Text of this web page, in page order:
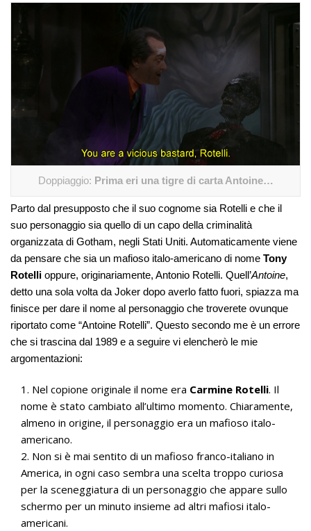
Doppiaggio: Prima eri una tigre di carta Antoine…
Parto dal presupposto che il suo cognome sia Rotelli e che il
suo personaggio sia quello di un capo della criminalità
organizzata di Gotham, negli Stati Uniti. Automaticamente viene
da pensare che sia un mafioso italo-americano di nome Tony
Rotelli oppure, originariamente, Antonio Rotelli. Quell’Antoine,
detto una sola volta da Joker dopo averlo fatto fuori, spiazza ma
finisce per dare il nome al personaggio che troverete ovunque
riportato come “Antoine Rotelli”. Questo secondo me è un errore
che si trascina dal 1989 e a seguire vi elencherò le mie
argomentazioni:
Nel copione originale il nome era Carmine Rotelli. Il
nome è stato cambiato all’ultimo momento. Chiaramente,
almeno in origine, il personaggio era un mafioso italo-
americano.
Non si è mai sentito di un mafioso franco-italiano in
America, in ogni caso sembra una scelta troppo curiosa
per la sceneggiatura di un personaggio che appare sullo
schermo per un minuto insieme ad altri mafiosi italo-
americani.